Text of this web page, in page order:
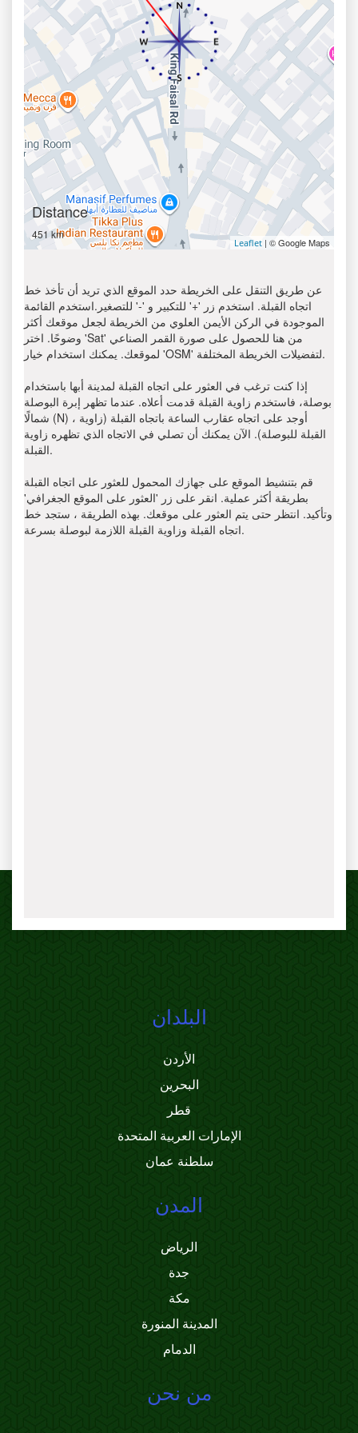
Distance
451 km
Leaflet | © Google Maps
عن طريق التنقل على الخريطة حدد الموقع الذي تريد أن تأخذ خط
اتجاه القبلة. استخدم زر '+' للتكبير و '-' للتصغير.استخدم القائمة
الموجودة في الركن الأيمن العلوي من الخريطة لجعل موقعك أكثر
وضوحًا. اختر 'Sat' من هنا للحصول على صورة القمر الصناعي
لموقعك. يمكنك استخدام خيار 'OSM' لتفضيلات الخريطة المختلفة.
إذا كنت ترغب في العثور على اتجاه القبلة لمدينة أبها باستخدام
بوصلة، فاستخدم زاوية القبلة قدمت أعلاه. عندما تظهر إبرة البوصلة
شمالًا (N) ، أوجد على اتجاه عقارب الساعة باتجاه القبلة (زاوية
القبلة للبوصلة). الآن يمكنك أن تصلي في الاتجاه الذي تظهره زاوية
القبلة.
قم بتنشيط الموقع على جهازك المحمول للعثور على اتجاه القبلة
بطريقة أكثر عملية. انقر على زر 'العثور على الموقع الجغرافي'
وتأكيد. انتظر حتى يتم العثور على موقعك. بهذه الطريقة ، ستجد خط
اتجاه القبلة وزاوية القبلة اللازمة لبوصلة بسرعة.
البلدان
الأردن
البحرين
قطر
الإمارات العربية المتحدة
سلطنة عمان
المدن
الرياض
جدة
مكة
المدينة المنورة
الدمام
من نحن